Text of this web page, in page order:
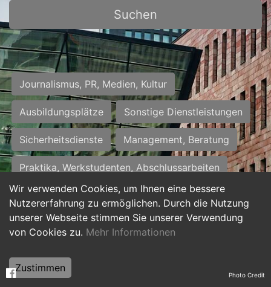
Wir verwenden Cookies, um Ihnen eine bessere
Nutzererfahrung zu ermöglichen. Durch die Nutzung
unserer Webseite stimmen Sie unserer Verwendung
von Cookies zu. Mehr Informationen
Zustimmen
Suchen
Journalismus, PR, Medien, Kultur
Ausbildungsplätze Sonstige Dienstleistungen
Sicherheitsdienste Management, Beratung
Praktika, Werkstudenten, Abschlussarbeiten
Personalwesen Assistenz, Sekretariat
Hilfskräfte, Aushilfs- und Nebenjobs
Weiterbildung, Studium, duale Ausbildung Photo Credit